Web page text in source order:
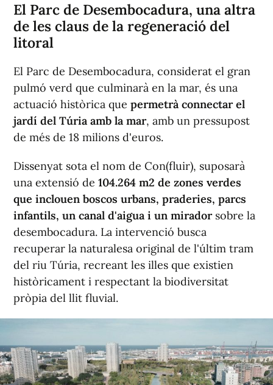
El Parc de Desembocadura, una altra
de les claus de la regeneració del
litoral
El Parc de Desembocadura, considerat el gran
pulmó verd que culminarà en la mar, és una
actuació històrica que permetrà connectar el
jardí del Túria amb la mar, amb un pressupost
de més de 18 milions d'euros.
Dissenyat sota el nom de Con(fluir), suposarà
una extensió de 104.264 m2 de zones verdes
que inclouen boscos urbans, praderies, parcs
infantils, un canal d'aigua i un mirador sobre la
desembocadura. La intervenció busca
recuperar la naturalesa original de l'últim tram
del riu Túria, recreant les illes que existien
històricament i respectant la biodiversitat
pròpia del llit fluvial.